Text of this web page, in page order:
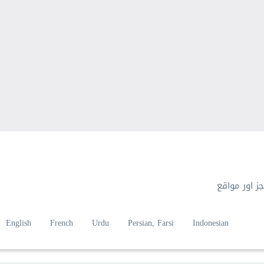
اور مواقع
English French Urdu Persian, Farsi Indonesian